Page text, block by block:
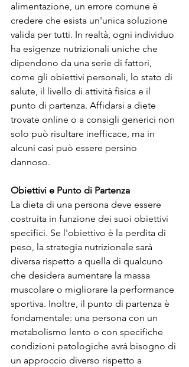
alimentazione, un errore comune è
credere che esista un'unica soluzione
valida per tutti. In realtà, ogni individuo
ha esigenze nutrizionali uniche che
dipendono da una serie di fattori,
come gli obiettivi personali, lo stato di
salute, il livello di attività fisica e il
punto di partenza. Affidarsi a diete
trovate online o a consigli generici non
solo può risultare inefficace, ma in
alcuni casi può essere persino
dannoso.
Obiettivi e Punto di Partenza
La dieta di una persona deve essere
costruita in funzione dei suoi obiettivi
specifici. Se l'obiettivo è la perdita di
peso, la strategia nutrizionale sarà
diversa rispetto a quella di qualcuno
che desidera aumentare la massa
muscolare o migliorare la performance
sportiva. Inoltre, il punto di partenza è
fondamentale: una persona con un
metabolismo lento o con specifiche
condizioni patologiche avrà bisogno di
un approccio diverso rispetto a